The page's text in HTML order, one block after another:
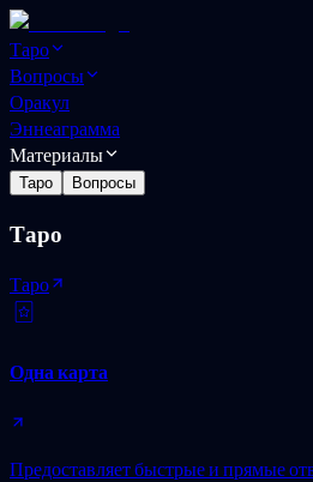
Таро
Вопросы
Оракул
Эннеаграмма
Материалы
Таро Вопросы
Таро
Таро
Одна карта
Предоставляет быстрые и прямые